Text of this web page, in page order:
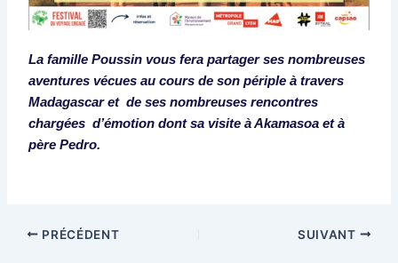
La famille Poussin vous fera partager ses nombreuses
aventures vécues au cours de son périple à travers
Madagascar et de ses nombreuses rencontres
chargées d’émotion dont sa visite à Akamasoa et à
père Pedro.
PRÉCÉDENT SUIVANT